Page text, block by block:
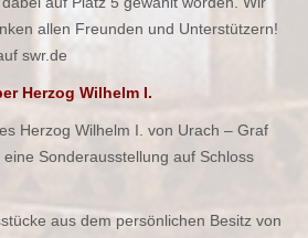
allen Freunden und Unterstützern!
swr.de
Herzog Wilhelm I.
Herzog Wilhelm I. von Urach – Graf
Sonderausstellung auf Schloss
aus dem persönlichen Besitz von